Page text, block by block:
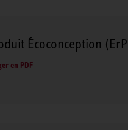
Écoconception
en PDF